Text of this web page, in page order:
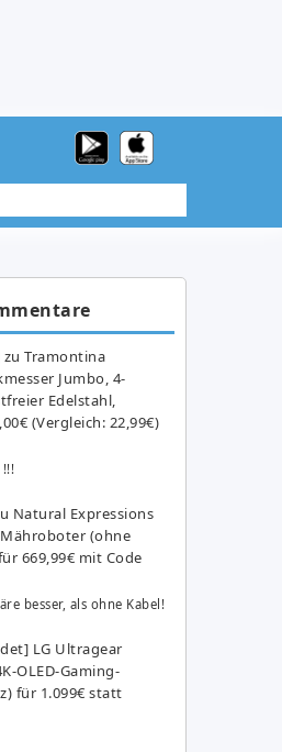
zuTramontina
Jumbo, 4-
Edelstahl,
(Vergleich: 22,99€)
!!!
Natural Expressions
(ohne
669,99€ mit Code
besser, als ohne Kabel!
LG Ultragear
OLED-Gaming-
für 1.099€ statt